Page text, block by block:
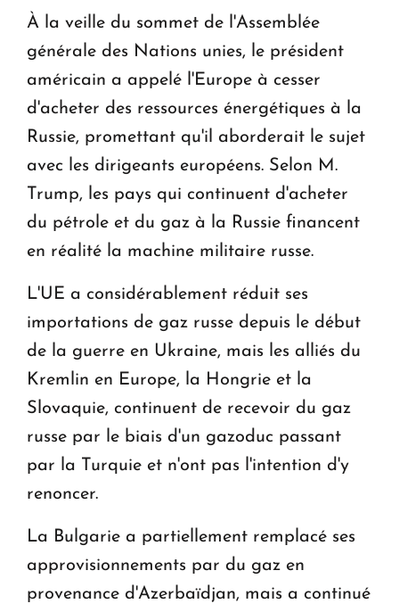
À la veille du sommet de l'Assemblée
générale des Nations unies, le président
américain a appelé l'Europe à cesser
d'acheter des ressources énergétiques à la
Russie, promettant qu'il aborderait le sujet
avec les dirigeants européens. Selon M.
Trump, les pays qui continuent d'acheter
du pétrole et du gaz à la Russie financent
en réalité la machine militaire russe.
L'UE a considérablement réduit ses
importations de gaz russe depuis le début
de la guerre en Ukraine, mais les alliés du
Kremlin en Europe, la Hongrie et la
Slovaquie, continuent de recevoir du gaz
russe par le biais d'un gazoduc passant
par la Turquie et n'ont pas l'intention d'y
renoncer.
La Bulgarie a partiellement remplacé ses
approvisionnements par du gaz en
provenance d'Azerbaïdjan, mais a continué